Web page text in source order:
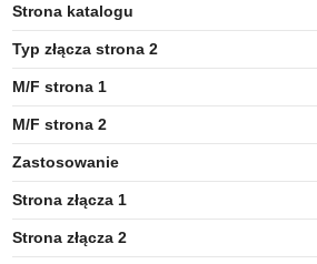
Strona katalogu
Typ złącza strona 2
M/F strona 1
M/F strona 2
Zastosowanie
Strona złącza 1
Strona złącza 2